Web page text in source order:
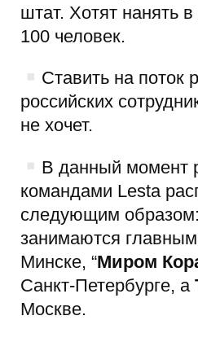
штат. Хотят нанять
100 человек.
Ставить на поток
российских
не хочет.
В данный момент
командами Lesta
следующим
занимаются
Минске, “Миром
Санкт-Петербурге, а
Москве.